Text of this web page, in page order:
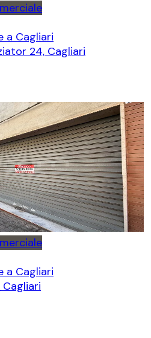
a Cagliari
24, Cagliari
a Cagliari
Cagliari